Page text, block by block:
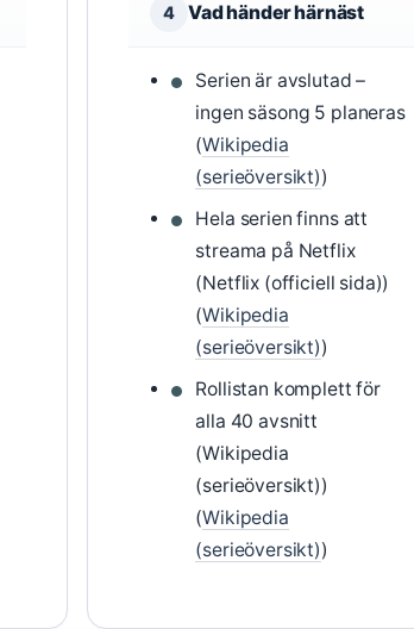
4 Vad händer härnäst
Serien är avslutad –
ingen säsong 5 planeras
(Wikipedia
(serieöversikt))
Hela serien finns att
streama på Netflix
(Netflix (officiell sida))
(Wikipedia
(serieöversikt))
Rollistan komplett för
alla 40 avsnitt
(Wikipedia
(serieöversikt))
(Wikipedia
(serieöversikt))